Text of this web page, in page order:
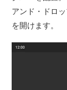
アンド・ドロ
を開けます。